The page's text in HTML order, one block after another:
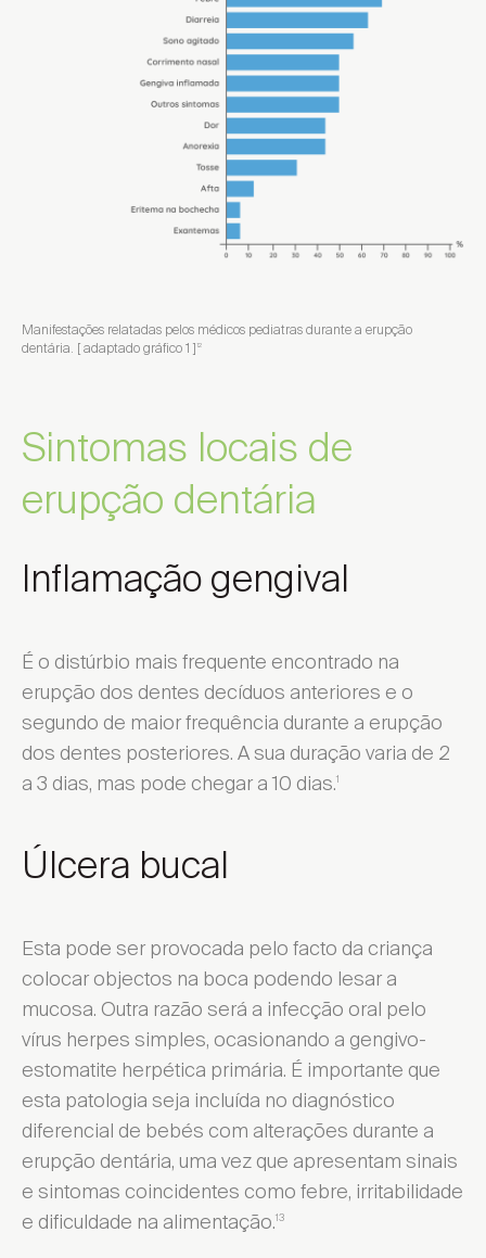
Manifestações relatadas pelos médicos pediatras durante a erupção
dentária. [ adaptado gráfico 1 ] 12
Sintomas locais de
erupção dentária
Inflamação gengival
É o distúrbio mais frequente encontrado na
erupção dos dentes decíduos anteriores e o
segundo de maior frequência durante a erupção
dos dentes posteriores. A sua duração varia de 2
a 3 dias, mas pode chegar a 10 dias.1
Úlcera bucal
Esta pode ser provocada pelo facto da criança
colocar objectos na boca podendo lesar a
mucosa. Outra razão será a infecção oral pelo
vírus herpes simples, ocasionando a gengivo-
estomatite herpética primária. É importante que
esta patologia seja incluída no diagnóstico
diferencial de bebés com alterações durante a
erupção dentária, uma vez que apresentam sinais
e sintomas coincidentes como febre, irritabilidade
e dificuldade na alimentação.13